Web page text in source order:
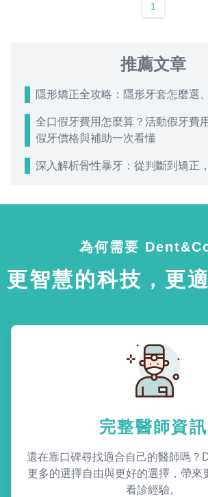
1
推薦文章
隱形矯正全攻略：隱形牙套怎麼選
全口假牙費用怎麼算？活動假牙費
假牙價格與補助一次看懂
深入解析骨性暴牙：從判斷到矯正
為何需要
更智慧的科技，更
完整醫師資訊
還在靠口碑尋找適合自己的醫師嗎？
更多的選擇自由與更好的選擇，帶來
看診經驗。